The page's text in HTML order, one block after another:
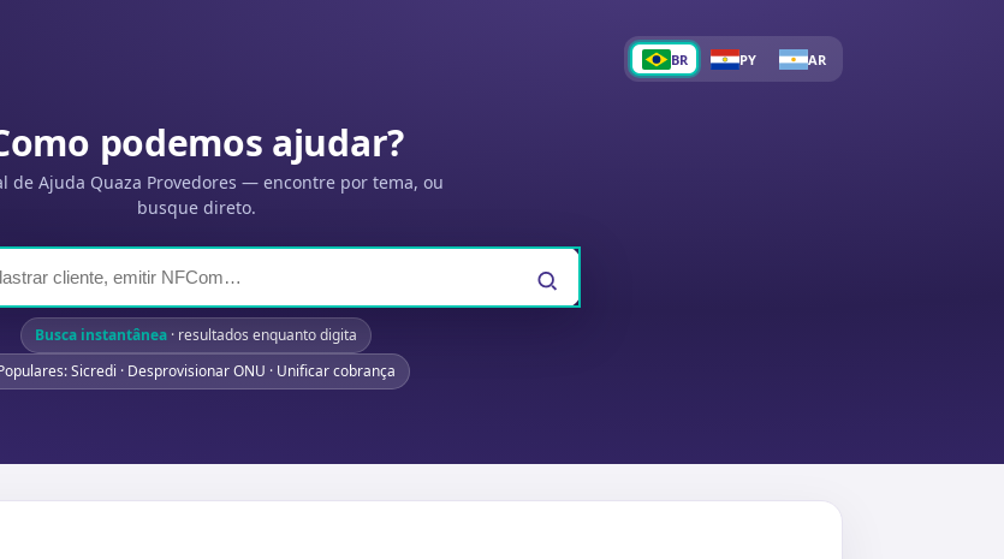
BR PY AR
podemos ajudar?
de Ajuda Quaza Provedores — encontre por tema, ou
busque direto.
Busca instantânea · resultados enquanto digita
Sicredi · Desprovisionar ONU · Unificar cobrança